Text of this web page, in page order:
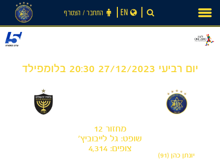
content
התחבר ‪/‬ הצטרף EN
יום רביעי 27/12/2023 20:30 בלומפילד
יונתן כהן (91)
מחזור 12
שופט: גל לייבוביץ'
צופים: 4,314